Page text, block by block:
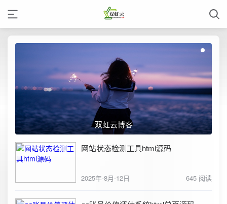
双虹云博客
网站状态检测工具html源码
2025年-8月-12日 645 阅读